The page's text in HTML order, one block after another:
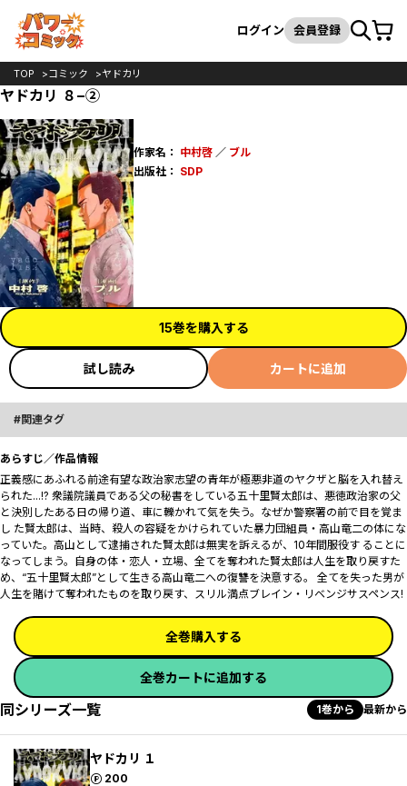
検索
ログイン 会員登録カート
TOP コミック ヤドカリ
ヤドカリ ８−②
作家名： 中村啓／ ブル
出版社： SDP
15巻を購入する
試し読み カートに追加
関連タグ
あらすじ／作品情報
正義感にあふれる前途有望な政治家志望の青年が極悪非道のヤクザと脳を入れ替え
られた...!? 衆議院議員である父の秘書をしている五十里賢太郎は、悪徳政治家の父
と決別したある日の帰り道、車に轢かれて気を失う。なぜか警察署の前で目を覚ま
し た賢太郎は、当時、殺人の容疑をかけられていた暴力団組員・高山竜二の体にな
っていた。高山として逮捕された賢太郎は無実を訴えるが、10年間服役す ることに
なってしまう。自身の体・恋人・立場、全てを奪われた賢太郎は人生を取り戻すた
め、“五十里賢太郎”として生きる高山竜二への復讐を決意する。 全てを失った男が
人生を賭けて奪われたものを取り戻す、スリル満点ブレイン・リベンジサスペンス!
全巻購入する
全巻カートに追加する
同シリーズ一覧 1巻から 最新から
ヤドカリ １
200
ポイント